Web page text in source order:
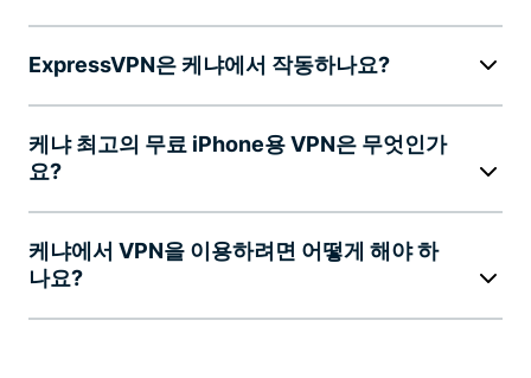
ExpressVPN은 케냐에서 작동하나요?
케냐 최고의 무료 iPhone용 VPN은 무엇인가
요?
케냐에서 VPN을 이용하려면 어떻게 해야 하
나요?